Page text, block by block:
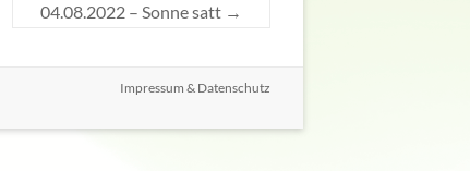
04.08.2022 – Sonne satt →
Impressum & Datenschutz